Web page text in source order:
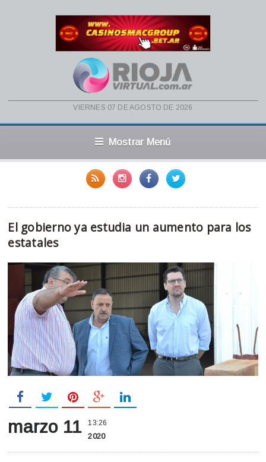
viernes 07 de agosto de 2026
Mostrar Menú
El gobierno ya estudia un aumento para los
estatales
marzo 11 13:26
2020